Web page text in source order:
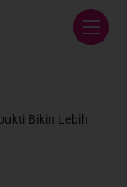
Bikin Lebih